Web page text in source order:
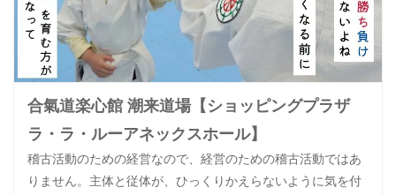
合氣道楽心館 潮来道場【ショッピングプラザ
ラ・ラ・ルーアネックスホール】
稽古活動のための経営なので、経営のための稽古活動ではあ
りません。主体と従体が、ひっくりかえらないように気を付